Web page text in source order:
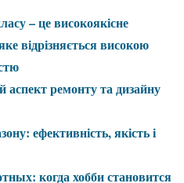
– це високоякісне
відрізняється високою
ремонту та дизайну
ефективність, якість і
когда хобби становится